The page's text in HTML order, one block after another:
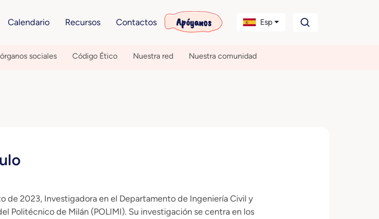
Calendario Recursos Contactos Apóyanos Esp
sociales Código Ético Nuestra red Nuestra comunidad
de 2023, Investigadora en el Departamento de Ingeniería Civil y
Politécnico de Milán (POLIMI). Su investigación se centra en los